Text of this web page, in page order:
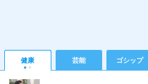
健康 芸能 ゴシップ